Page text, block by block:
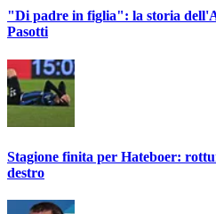
"Di padre in figlia": la storia
Pasotti
Stagione finita per Hateboer:
destro